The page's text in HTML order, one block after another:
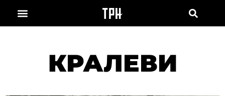
КРАЛЕВИ